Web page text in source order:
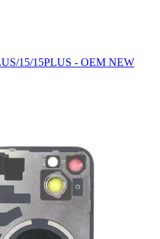
15/15PLUS - OEM NEW